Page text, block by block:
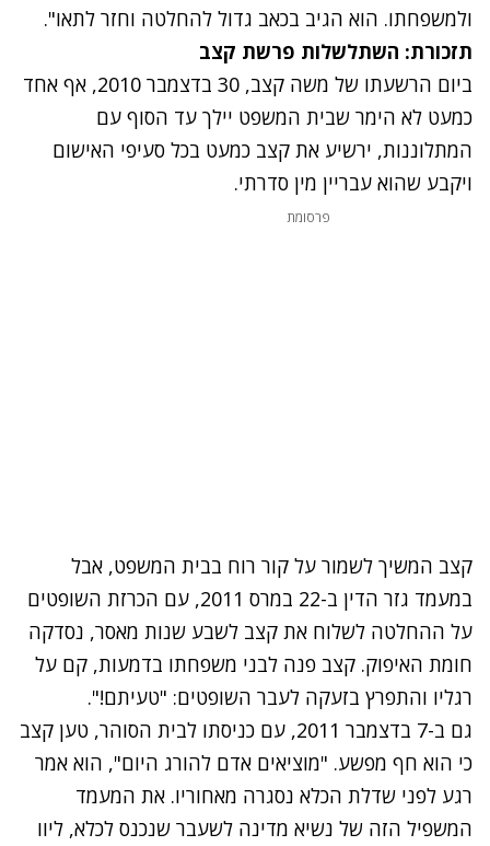
ולמשפחתו. הוא הגיב בכאב גדול להחלטה וחזר לתאו".
תזכורת: השתלשלות פרשת קצב
נסה שוב
ביום הרשעתו של משה קצב, 30 בדצמבר 2010, אף אחד
כמעט לא הימר שבית המשפט יילך עד הסוף עם
המתלוננות, ירשיע את קצב כמעט בכל סעיפי האישום
ויקבע שהוא עבריין מין סדרתי.
פרסומת
קצב המשיך לשמור על קור רוח בבית המשפט, אבל
במעמד גזר הדין ב-22 במרס 2011, עם הכרזת השופטים
על ההחלטה לשלוח את קצב לשבע שנות מאסר, נסדקה
חומת האיפוק. קצב פנה לבני משפחתו בדמעות, קם על
רגליו והתפרץ בזעקה לעבר השופטים: "טעיתם!".
נסה שוב
גם ב-7 בדצמבר 2011, עם כניסתו לבית הסוהר, טען קצב
כי הוא חף מפשע. "מוציאים אדם להורג היום", הוא אמר
רגע לפני שדלת הכלא נסגרה מאחוריו. את המעמד
המשפיל הזה של נשיא מדינה לשעבר שנכנס לכלא, ליוו